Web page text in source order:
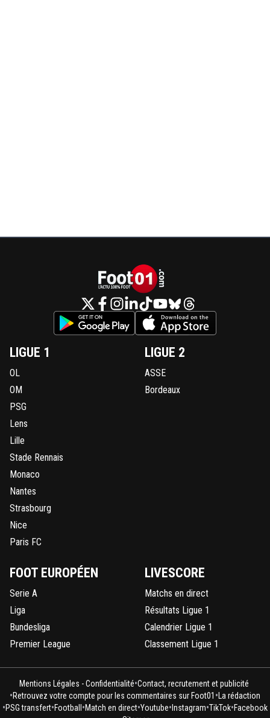
LIGUE 1
OL
OM
PSG
Lens
Lille
Stade Rennais
Monaco
Nantes
Strasbourg
Nice
Paris FC
LIGUE 2
ASSE
Bordeaux
FOOT EUROPÉEN
Serie A
Liga
Bundesliga
Premier League
LIVESCORE
Matchs en direct
Résultats Ligue 1
Calendrier Ligue 1
Classement Ligue 1
Mentions Légales - Confidentialité•Contact, recrutement et publicité
•Retrouvez votre compte pour les commentaires sur Foot01 •La rédaction
•PSG transfert•Football •Match en direct•Youtube• Instagram•TikTok•Facebook